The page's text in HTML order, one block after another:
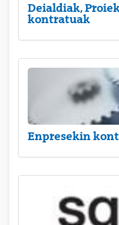
Deialdiak,
kontratuak
Enpresekin